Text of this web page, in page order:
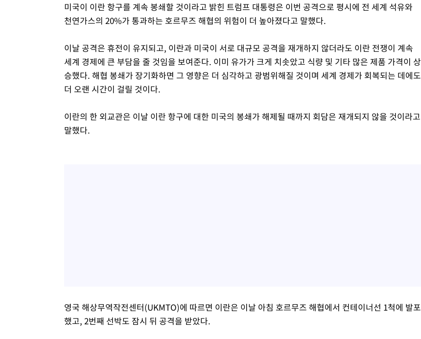
미국이 이란 항구를 계속 봉쇄할 것이라고 밝힌 트럼프 대통령은 이번 공격으로 평시에 전 세계 석유와
천연가스의 20%가 통과하는 호르무즈 해협의 위험이 더 높아졌다고 말했다.
이날 공격은 휴전이 유지되고, 이란과 미국이 서로 대규모 공격을 재개하지 않더라도 이란 전쟁이 계속
세계 경제에 큰 부담을 줄 것임을 보여준다. 이미 유가가 크게 치솟았고 식량 및 기타 많은 제품 가격이 상
승했다. 해협 봉쇄가 장기화하면 그 영향은 더 심각하고 광범위해질 것이며 세계 경제가 회복되는 데에도
더 오랜 시간이 걸릴 것이다.
이란의 한 외교관은 이날 이란 항구에 대한 미국의 봉쇄가 해제될 때까지 회담은 재개되지 않을 것이라고
말했다.
영국 해상무역작전센터(UKMTO)에 따르면 이란은 이날 아침 호르무즈 해협에서 컨테이너선 1척에 발포
했고, 2번째 선박도 잠시 뒤 공격을 받았다.